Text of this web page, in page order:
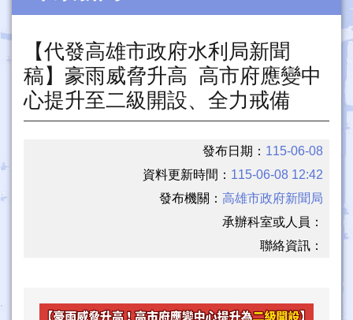
【代發高雄市政府水利局新聞
稿】豪雨威脅升高 高市府應變中
心提升至二級開設、全力戒備
發布日期： 115-06-08
資料更新時間： 115-06-08 12:42
發布機關：高雄市政府新聞局
承辦科室或人員：
聯絡資訊：